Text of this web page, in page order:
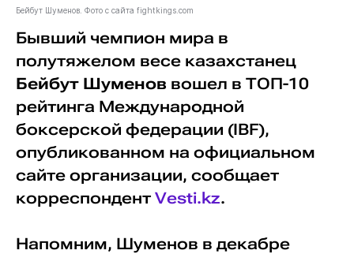
Бейбут Шуменов. Фото с сайта fightkings.com
Бывший чемпион мира в
полутяжелом весе казахстанец
Бейбут Шуменов вошел в ТОП-10
рейтинга Международной
боксерской федерации (IBF),
опубликованном на официальном
сайте организации, сообщает
корреспондент Vesti.kz.
Напомним, Шуменов в декабре